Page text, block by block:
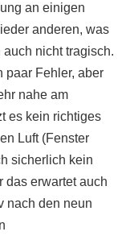
an einigen
anderen, was
nicht tragisch.
paar Fehler, aber
nahe am
es kein richtiges
Luft (Fenster
sicherlich kein
das erwartet auch
nach den neun